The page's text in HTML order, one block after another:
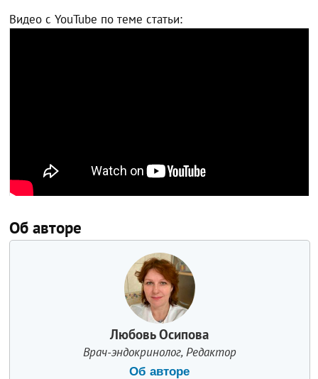
Видео с YouTube по теме статьи:
Об авторе
Любовь Осипова
Врач-эндокринолог, Редактор
Об авторе